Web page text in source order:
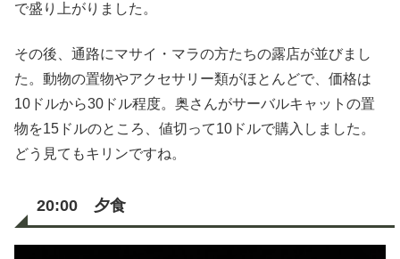
で盛り上がりました。
その後、通路にマサイ・マラの方たちの露店が並びまし
た。動物の置物やアクセサリー類がほとんどで、価格は
10ドルから30ドル程度。奥さんがサーバルキャットの置
物を15ドルのところ、値切って10ドルで購入しました。
どう見てもキリンですね。
20:00 夕食